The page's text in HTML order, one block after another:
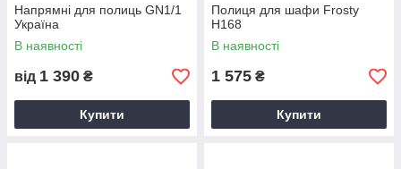
Напрямні для полиць GN1/1
Україна
В наявності
від 1 390 ₴
Купити
Полиця для шафи Frosty
H168
В наявності
1 575 ₴
Купити